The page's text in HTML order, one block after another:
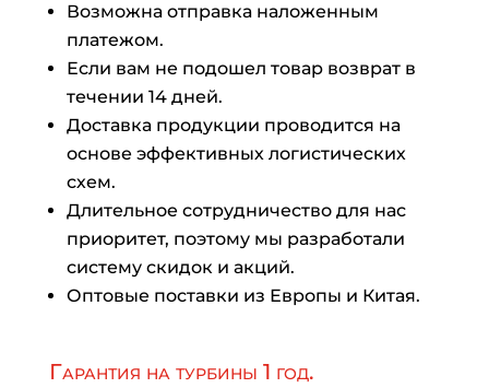
Возможна отправка наложенным
платежом.
Если вам не подошел товар возврат в
течении 14 дней.
Доставка продукции проводится на
основе эффективных логистических
схем.
Длительное сотрудничество для нас
приоритет, поэтому мы разработали
систему скидок и акций.
Оптовые поставки из Европы и Китая.
Гарантия на турбины 1 год.